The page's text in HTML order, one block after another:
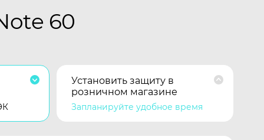
60
Установить защиту в
розничном магазине
Запланируйте удобное время